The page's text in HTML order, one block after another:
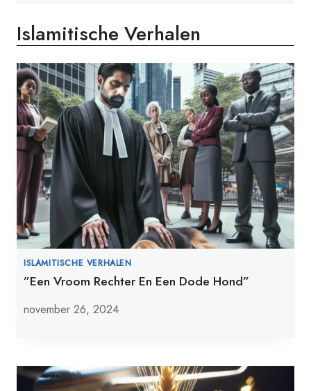
Islamitische Verhalen
ISLAMITISCHE VERHALEN
”Een Vroom Rechter En Een Dode Hond”
november 26, 2024